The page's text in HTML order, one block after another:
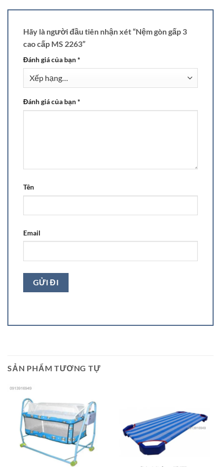
Hãy là người đầu tiên nhận xét “Nệm gòn gấp 3
cao cấp MS 2263”
Đánh giá của bạn*
Đánh giá của bạn*
Tên
Email
SẢN PHẨM TƯƠNG TỰ